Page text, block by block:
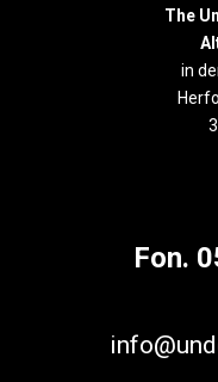
The
in
Fon.